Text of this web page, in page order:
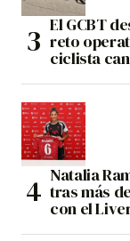
El GCBT
reto
ciclista
Natalia
tras más
con el